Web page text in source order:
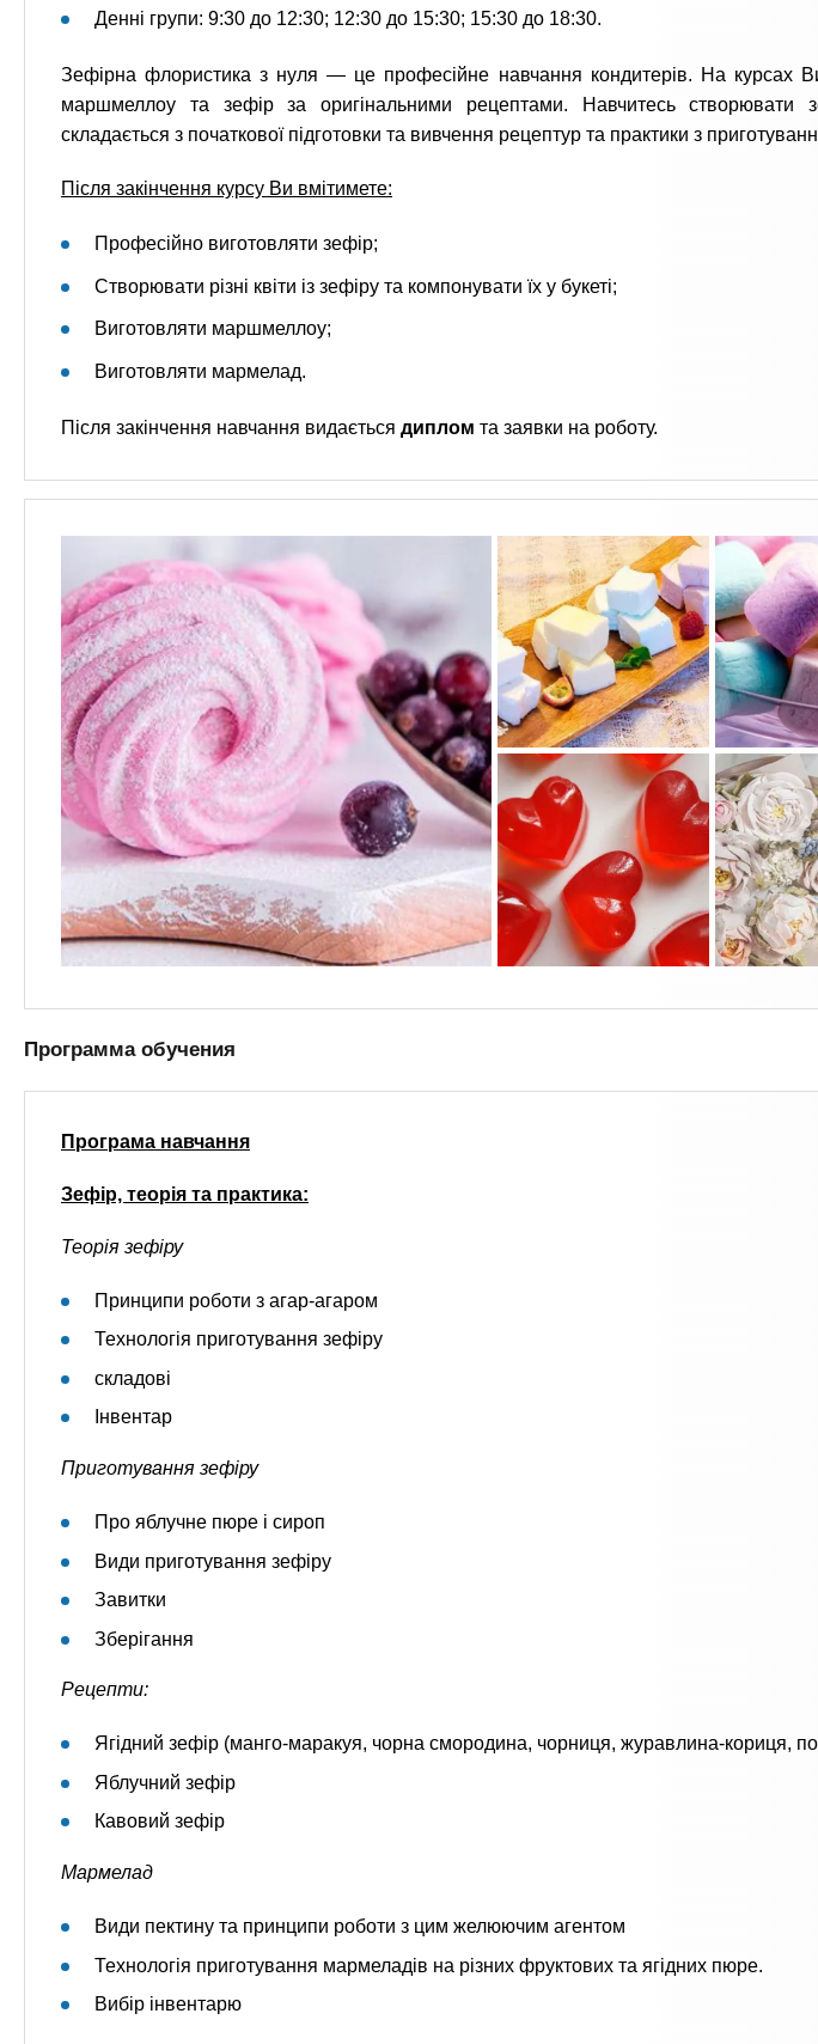
Денні групи: 9:30 до 12:30; 12:30 до 15:30; 15:30 до 18:30.
Зефірна флористика з нуля — це професійне навчання кондитерів. На курсах
маршмеллоу та зефір за оригінальними рецептами. Навчитесь створювати
складається з початкової підготовки та вивчення рецептур та практики з
Після закінчення курсу Ви вмітимете:
Професійно виготовляти зефір;
Створювати різні квіти із зефіру та компонувати їх у букеті;
Виготовляти маршмеллоу;
Виготовляти мармелад.
Після закінчення навчання видається диплом та заявки на роботу.
Программа обучения
Програма навчання
Зефір, теорія та практика:
Теорія зефіру
Принципи роботи з агар-агаром
Технологія приготування зефіру
складові
Інвентар
Приготування зефіру
Про яблучне пюре і сироп
Види приготування зефіру
Завитки
Зберігання
Рецепти:
Ягідний зефір (манго-маракуя, чорна смородина, чорниця, журавлина-кориця,
Яблучний зефір
Кавовий зефір
Мармелад
Види пектину та принципи роботи з цим желюючим агентом
Технологія приготування мармеладів на різних фруктових та ягідних пюре.
Вибір інвентарю